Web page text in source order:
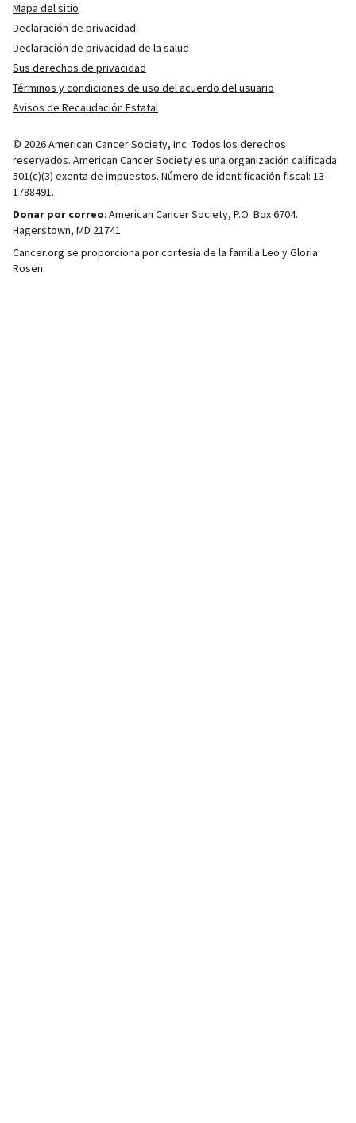
Mapa del sitio
Declaración de privacidad
Declaración de privacidad de la salud
Sus derechos de privacidad
Términos y condiciones de uso del acuerdo del usuario
Avisos de Recaudación Estatal
© 2026 American Cancer Society, Inc. Todos los derechos
reservados. American Cancer Society es una organización calificada
501(c)(3) exenta de impuestos. Número de identificación fiscal: 13-
1788491.
Donar por correo: American Cancer Society, P.O. Box 6704.
Hagerstown, MD 21741
Cancer.org se proporciona por cortesía de la familia Leo y Gloria
Rosen.